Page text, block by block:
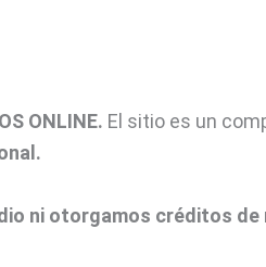
ONLINE. El sitio es un
ni otorgamos créditos de